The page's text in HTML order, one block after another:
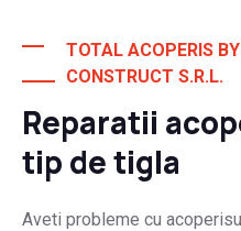
TOTAL ACOPERIS
CONSTRUCT S.R.L.
Reparatii
tip de tigla
Aveti probleme cu